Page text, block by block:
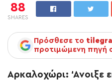
88
SHARES
Πρόσθεσε το
προτιμώμενη πηγή
Αρκαλοχώρι: